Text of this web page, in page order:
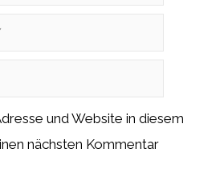
und Website in diesem
nächsten Kommentar